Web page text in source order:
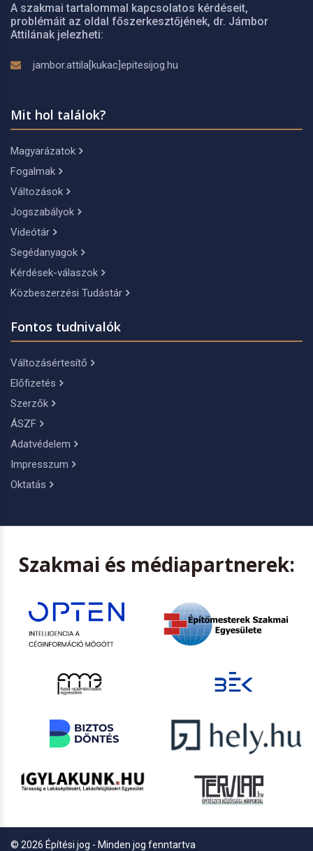
A szakmai tartalommal kapcsolatos kérdéseit,
problémáit az oldal főszerkesztőjének, dr. Jámbor
Attilának jelezheti:
jambor.attila[kukac]epitesijog.hu
Mit hol találok?
Magyarázatok
Fogalmak
Változások
Jogszabályok
Videótár
Segédanyagok
Kérdések-válaszok
Közbeszerzési Tudástár
Fontos tudnivalók
Változásértesítő
Előfizetés
Szerzők
ÁSZF
Adatvédelem
Impresszum
Oktatás
Szakmai és médiapartnerek:
© 2026 Építési jog - Minden jog fenntartva